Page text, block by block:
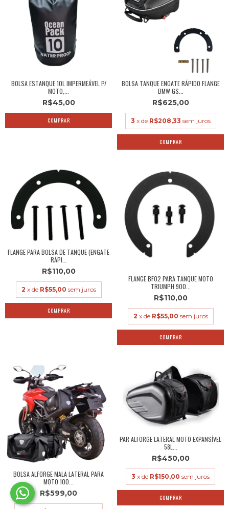
BOLSA ESTANQUE 10L IMPERMEÁVEL P/
MOTO,...
R$45,00
BOLSA TANQUE ENGATE RÁPIDO FLANGE
BMW GS...
R$625,00
3 x de R$208,33 sem juros
FLANGE PARA BOLSA DE TANQUE (ENGATE
RÁPI...
R$110,00
2 x de R$55,00 sem juros
FLANGE BF02 PARA TANQUE MOTO
TRIUMPH 900...
R$110,00
2 x de R$55,00 sem juros
BOLSA ALFORGE MALA LATERAL PARA
MOTO 100...
R$599,00
PAR ALFORGE LATERAL MOTO EXPANSÍVEL
58L...
R$450,00
3 x de R$150,00 sem juros